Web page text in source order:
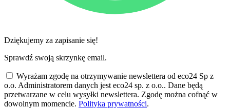
Dziękujemy za zapisanie się!
Sprawdź swoją skrzynkę email.
Wyrażam zgodę na otrzymywanie newslettera od eco24 Sp z
o.o. Administratorem danych jest eco24 sp. z o.o.. Dane będą
przetwarzane w celu wysyłki newslettera. Zgodę można cofnąć w
dowolnym momencie. Polityka prywatności.